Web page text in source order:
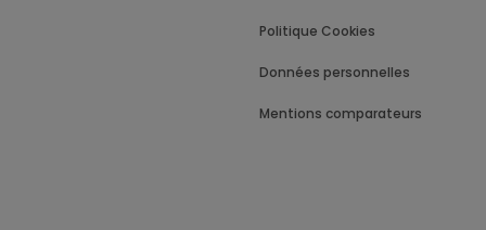
Politique Cookies
Données personnelles
Mentions comparateurs